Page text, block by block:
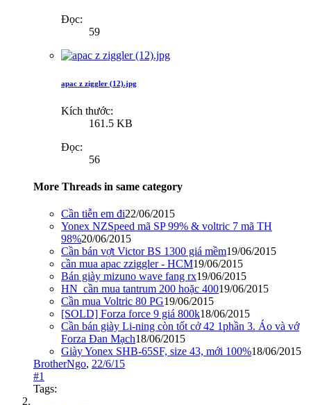
Đọc:
59
apac z ziggler (12).jpg
Kích thước:
161.5 KB
Đọc:
56
More Threads in same category
Cần tiễn em đi22/06/2015
Yonex NZSpeed mã SP 99% & voltric 7 mã TH
98%20/06/2015
Cần bán vợt Victor BS 1300 giá mềm19/06/2015
cần mua apac zziggler - HCM19/06/2015
Bán giày mizuno wave fang rx19/06/2015
HN_cần mua tantrum 200 hoặc 40019/06/2015
Cần mua Voltric 80 PG19/06/2015
[SOLD] Forza force 9 giá 800k18/06/2015
Cần bán giày Li-ning còn tốt cở 42 1phần 3. Áo và vớ
Forza Đan Mạch18/06/2015
Giày Yonex SHB-65SF, size 43, mới 100%18/06/2015
BrotherNgo, 22/6/15
#1
Tags: